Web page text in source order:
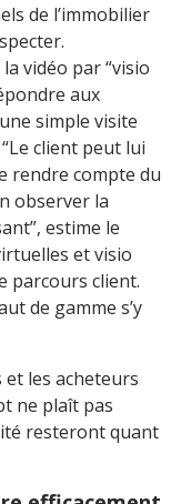
de l’immobilier
vidéo par “visio
aux
simple visite
client peut lui
rendre compte du
observer la
estime le
et visio
parcours client.
de gamme s’y
les acheteurs
ne plaît pas
resteront quant